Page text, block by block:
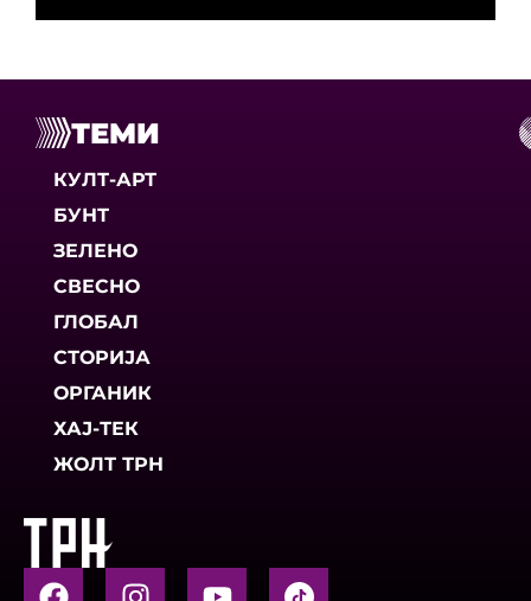
ТЕМИ
КУЛТ-АРТ
БУНТ
ЗЕЛЕНО
СВЕСНО
ГЛОБАЛ
СТОРИЈА
ОРГАНИК
ХАЈ-ТЕК
ЖОЛТ ТРН